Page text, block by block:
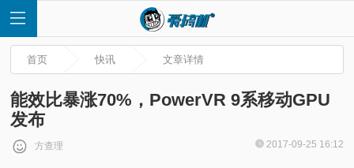
首
首页 快讯 文章详情
能效比暴涨70%，PowerVR 9系移动GPU
发布
方查理 2017-09-25 16:12